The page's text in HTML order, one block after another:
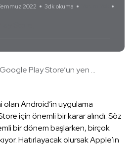
2022 3dk okuma
Google Play Store’un yen ...
olan Android’in uygulama
için önemli bir karar alındı. Söz
bir dönem başlarken, birçok
Hatırlayacak olursak Apple’ın